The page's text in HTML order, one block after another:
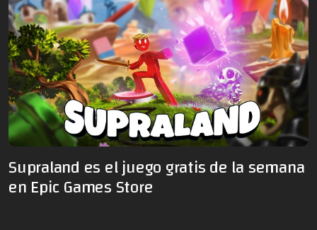
Supraland es el juego gratis de la semana
en Epic Games Store